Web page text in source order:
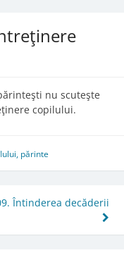
nu scuteşte
copilului.
, părinte
Întinderea decăderii